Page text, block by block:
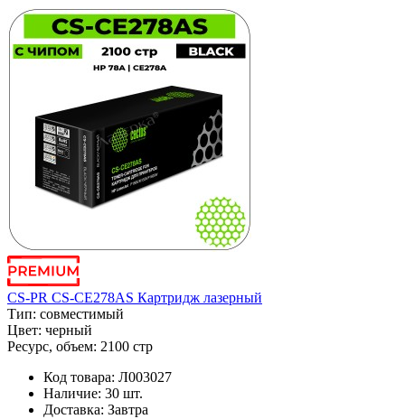
CS-PR CS-CE278AS Картридж лазерный
Тип: совместимый
Цвет: черный
Ресурс, объем: 2100 стр
Код товара: Л003027
Наличие: 30 шт.
Доставка: Завтра